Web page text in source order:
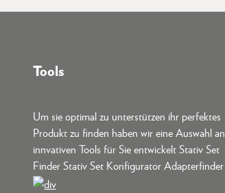
Tools
Um sie optimal zu unterstützen ihr perfektes
Produkt zu finden haben wir eine Auswahl an
innvativen Tools für Sie entwickelt Stativ Set
Finder Stativ Set Konfigurator Adapterfinder